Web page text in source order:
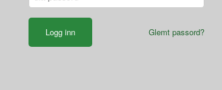
Glemt passord?